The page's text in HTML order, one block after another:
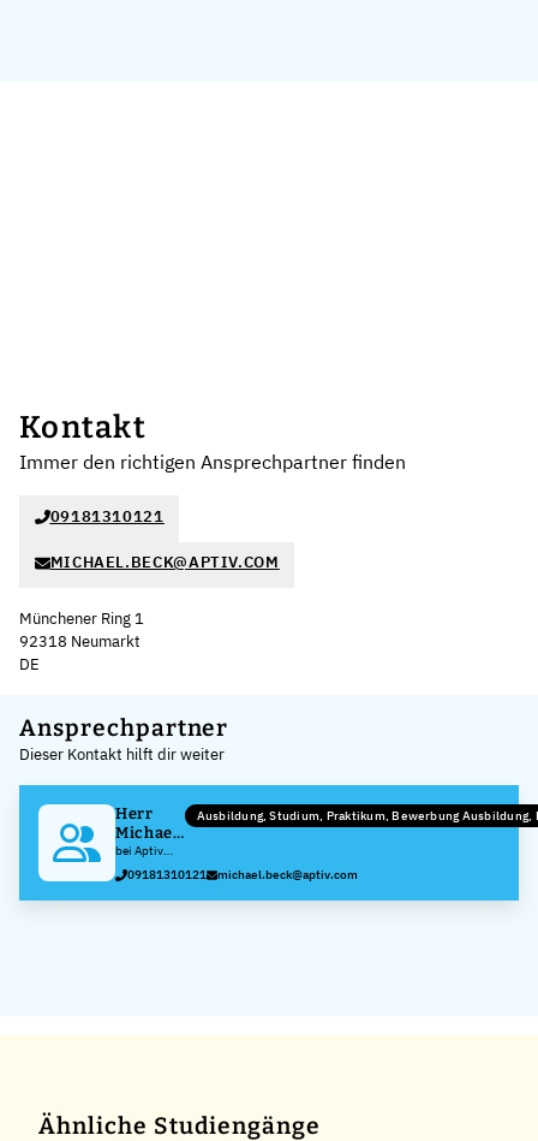
Kontakt
Immer den richtigen Ansprechpartner finden
09181310121
MICHAEL.BECK@APTIV.COM
Münchener Ring 1
92318 Neumarkt
DE
+
−
Ansprechpartner
Dieser Kontakt hilft dir weiter
Herr
Michael
Beck
bei Aptiv
Services
Deutschland
GmbH
Ausbildung, Studium, Praktikum, Bewerbung Ausbildung,
09181310121 michael.beck@aptiv.com
Ähnliche Studiengänge